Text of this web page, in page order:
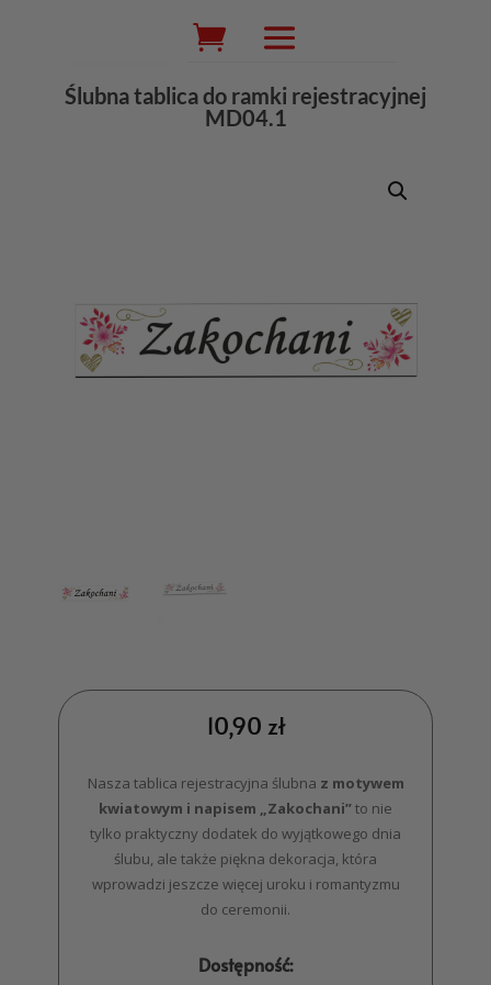
Wyszukiwarka
produktów
Ślubna tablica do ramki rejestracyjnej
MD04.1
10,90 zł
Nasza tablica rejestracyjna ślubna z motywem
kwiatowym i napisem „Zakochani”to nie
tylko praktyczny dodatek do wyjątkowego dnia
ślubu, ale także piękna dekoracja, która
wprowadzi jeszcze więcej uroku i romantyzmu
do ceremonii.
Dostępność: